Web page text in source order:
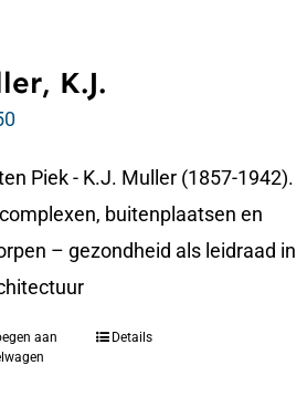
K.J.
Piek - K.J. Muller (1857-1942).
buitenplaatsen en
– gezondheid als leidraad in
aan
Details